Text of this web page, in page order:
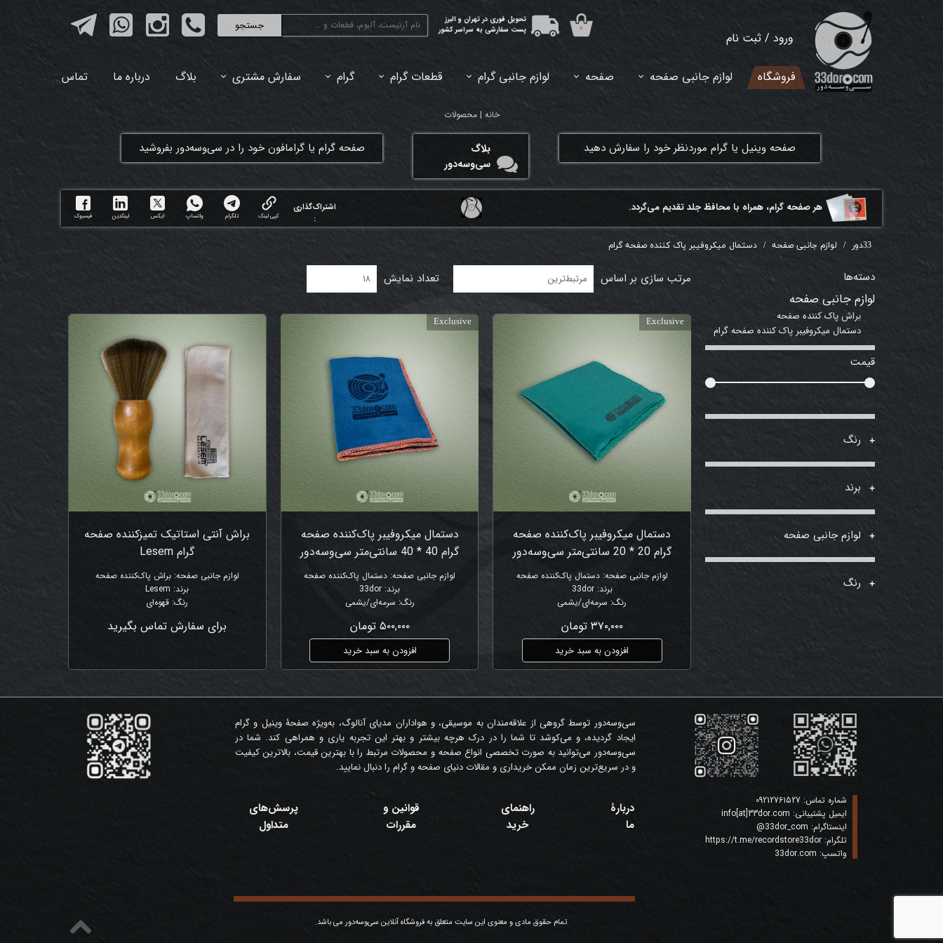
جستجو
ورود / ثبت نام
تغییر گذر واژه
خروج از حساب کاربری
تحویل فوری در تهران و البرز
پست سفارشی به سراسر کشور
۰
فروشگاه لوازم جانبی صفحه صفحه لوازم جانبی گرام قطعات گرام گرام سفارش مشتری بلاگ درباره ما تماس
خانه | محصولات
​صفحه وینیل یا گرام موردنظر خود را سفارش دهید ​صفحه گرام یا گرامافون خود را در سی‌وسه‌دور بفروشید
بلاگ
سی‌وسه‌دور
هر ​صفحه گرام، همراه با محافظ جلد تقدیم می‌گردد.
اشتراک‌گذاری
:
کپی لینک تلگرام واتساپ ایکس لینکدین فیسبوک
33دور لوازم جانبی صفحه دستمال میکروفیبر پاک کننده صفحه گرام
دسته‌ها
لوازم جانبی صفحه
براش پاک کننده صفحه
دستمال میکروفیبر پاک کننده صفحه گرام
قیمت
رنگ
برند
لوازم جانبی صفحه
رنگ
مرتب سازی بر اساس مرتبط‌ترین تعداد نمایش ۱۸
دستمال میکروفیبر پاک‌کننده صفحه
گرام 20 * 20 سانتی‌متر سی‌وسه‌دور
لوازم جانبی صفحه:دستمال پاک‌کننده صفحه
برند:
33dor
رنگ: سرمه‌ای/یشمی
۳۷۰,۰۰۰ تومان
افزودن به سبد خرید
Exclusive
دستمال میکروفیبر پاک‌کننده صفحه
گرام 40 * 40 سانتی‌متر سی‌وسه‌دور
لوازم جانبی صفحه: دستمال پاک‌کننده صفحه
برند:
33dor
رنگ: سرمه‌ای/یشمی
۵۰۰,۰۰۰ تومان
افزودن به سبد خرید
Exclusive
براش آنتی استاتیک تمیزکننده صفحه
گرام Lesem
لوازم جانبی صفحه:براش پاک‌کننده صفحه
برند:
Lesem
رنگ: قهوه‌ای
برای سفارش تماس بگیرید
شماره تماس:
ایمیل پشتیبانی: info[at]33dor.com
اینستاگرام: 33dor_com
@
تلگرام: https://t.me/recordstore33dor
واتسپ: 33dor.com
سی‌وسه‌دور توسط گروهی از علاقه‌مندان به موسیقی، و هواداران مدیای آنالوگ، به‌ویژه صفحۀ وینیل و گرام
ایجاد گردیده، و می‌کوشد تا شما را در درک هرچه بیشتر و بهتر این تجربه یاری و همراهی کند. شما در
سی‌وسه‌دور می‌توانید به صورت تخصصی انواع صفحه و محصولات مرتبط را با بهترین قیمت، بالاترین کیفیت
و در سریع‌ترین زمان ممکن خریداری و مقالات دنیای صفحه و گرام را دنبال نمایید.
تمام حقوق مادی و معنوی این سایت متعلق به فروشگاه آنلاین سی‌وسه‌دور می باشد.
دربارۀ
ما
قوانین و
مقررات
پرسش‌های
متداول
راهنمای
خرید